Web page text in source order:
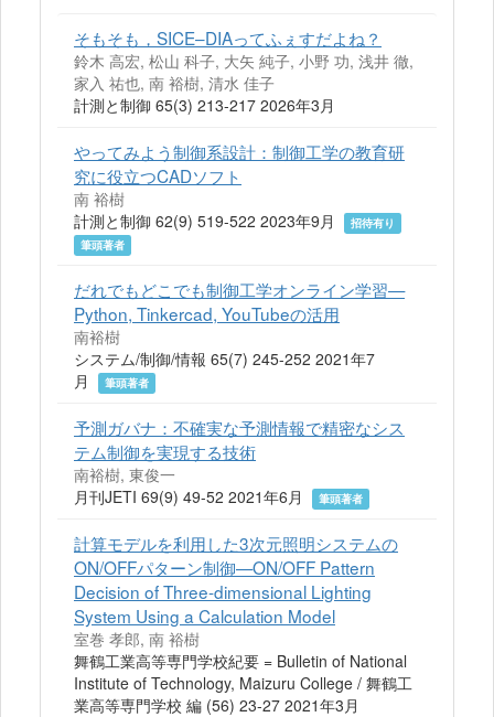
そもそも，SICE–DIAってふぇすだよね？
鈴木 高宏, 松山 科子, 大矢 純子, 小野 功, 浅井 徹,
家入 祐也, 南 裕樹, 清水 佳子
計測と制御 65(3) 213-217 2026年3月
やってみよう制御系設計：制御工学の教育研
究に役立つCADソフト
南 裕樹
計測と制御 62(9) 519-522 2023年9月
招待有り
筆頭著者
だれでもどこでも制御工学オンライン学習—
Python, Tinkercad, YouTubeの活用
南裕樹
システム/制御/情報 65(7) 245-252 2021年7
月
筆頭著者
予測ガバナ：不確実な予測情報で精密なシス
テム制御を実現する技術
南裕樹, 東俊一
月刊JETI 69(9) 49-52 2021年6月
筆頭著者
計算モデルを利用した3次元照明システムの
ON/OFFパターン制御—ON/OFF Pattern
Decision of Three-dimensional Lighting
System Using a Calculation Model
室巻 孝郎, 南 裕樹
舞鶴工業高等専門学校紀要 = Bulletin of National
Institute of Technology, Maizuru College / 舞鶴工
業高等専門学校 編 (56) 23-27 2021年3月